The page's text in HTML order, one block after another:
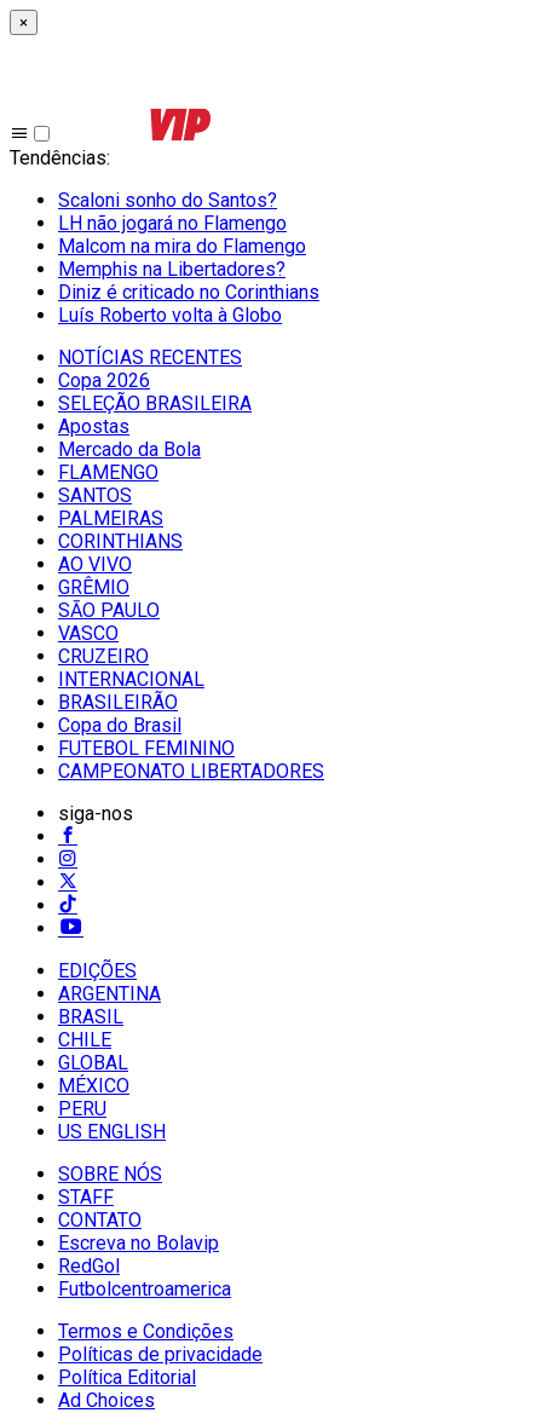
×
Tendências:
Scaloni sonho do Santos?
LH não jogará no Flamengo
Malcom na mira do Flamengo
Memphis na Libertadores?
Diniz é criticado no Corinthians
Luís Roberto volta à Globo
NOTÍCIAS RECENTES
Copa 2026
SELEÇÃO BRASILEIRA
Apostas
Mercado da Bola
FLAMENGO
SANTOS
PALMEIRAS
CORINTHIANS
AO VIVO
GRÊMIO
SĀO PAULO
VASCO
CRUZEIRO
INTERNACIONAL
BRASILEIRÃO
Copa do Brasil
FUTEBOL FEMININO
CAMPEONATO LIBERTADORES
siga-nos
EDIÇÕES
ARGENTINA
BRASIL
CHILE
GLOBAL
MÉXICO
PERU
US ENGLISH
SOBRE NÓS
STAFF
CONTATO
Escreva no Bolavip
RedGol
Futbolcentroamerica
Termos e Condições
Políticas de privacidade
Política Editorial
Ad Choices